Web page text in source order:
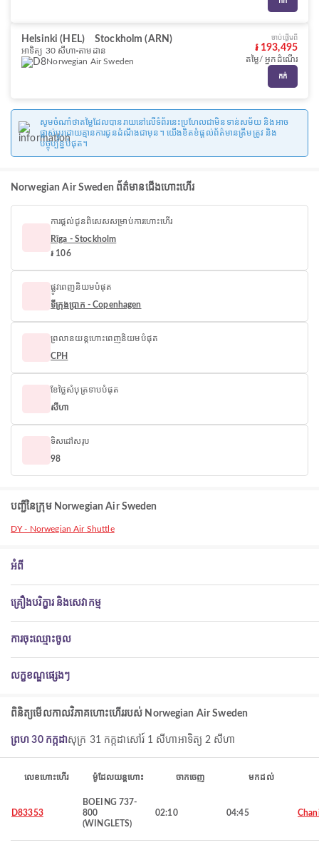
Helsinki (HEL) Stockholm (ARN)
អាទិត្យ 30 សីហា តាមដាន
Norwegian Air Sweden
ចាប់ផ្ដើមពី
៛ 193,495
តម្លៃ/ អ្នកដំណើរ
កក់
សូមចំណាំថាតម្លៃដែលបានរាយនៅលើទំព័រនេះប្រហែលជាមិនទាន់សម័យ និងអាច
ផ្លាស់ប្តូរដោយគ្មានការជូនដំណឹងជាមុន។ យើងខិតខំផ្តល់ព័ត៌មានត្រឹមត្រូវ និង
បច្ចុប្បន្នបំផុត។
Norwegian Air Sweden ព័ត៌មានជើងហោះហើរ
ការផ្តល់ជូនពិសេសសម្រាប់ការហោះហើរ
Rīga - Stockholm
៛ 106
ផ្លូវពេញនិយមបំផុត
ទីក្រុងប្រាក - Copenhagen
ព្រលានយន្តហោះពេញនិយមបំផុត
CPH
ខែថ្លៃសំបុត្រទាបបំផុត
សីហា
ទិសដៅសរុប
98
បញ្ជីនៃក្រុម Norwegian Air Sweden
DY - Norwegian Air Shuttle
អំពី
គ្រឿងបរិក្ខារ និងសេវាកម្ម
ការចុះឈ្មោះចូល
លក្ខខណ្ឌផ្សេងៗ
ពិនិត្យ​មើល​កាលវិភាគ​ហោះហើរ​របស់ Norwegian Air Sweden
ព្រហ 30 កក្កដា សុក្រ 31 កក្កដាសៅរ៍ 1 សីហាអាទិត្យ 2 សីហា
លេខហោះហើរ ម៉ូដែលយន្តហោះ ចាកចេញ មកដល់
D83353
BOEING 737-
800
(WINGLETS)
02:10 04:45